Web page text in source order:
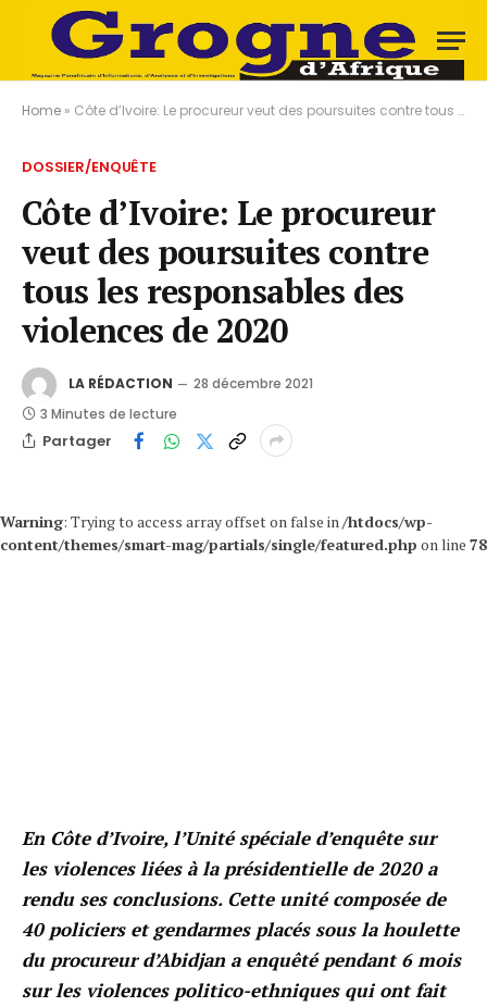
Home » Côte d’Ivoire: Le procureur veut des poursuites contre tous les responsables des violences de 2020
DOSSIER/ENQUÊTE
Côte d’Ivoire: Le procureur
veut des poursuites contre
tous les responsables des
violences de 2020
LA RÉDACTION
28 décembre 2021
3 Minutes de lecture
Partager
Warning: Trying to access array offset on false in/htdocs/wp-
content/themes/smart-mag/partials/single/featured.php on line 78
En Côte d’Ivoire, l’Unité spéciale d’enquête sur
les violences liées à la présidentielle de 2020 a
rendu ses conclusions. Cette unité composée de
40 policiers et gendarmes placés sous la houlette
du procureur d’Abidjan a enquêté pendant 6 mois
sur les violences politico-ethniques qui ont fait